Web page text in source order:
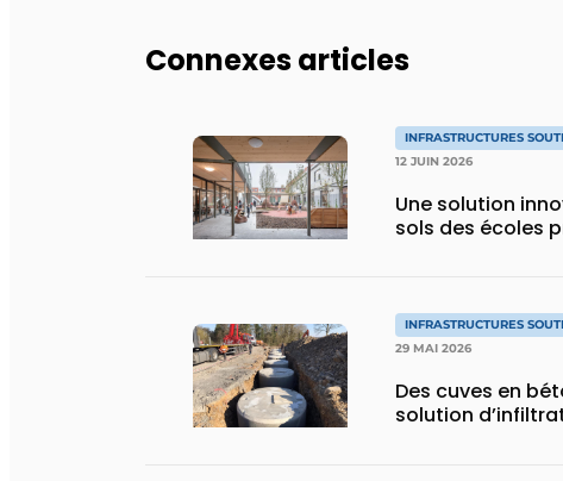
Connexes articles
INFRASTRUCTURES
12 JUIN 2026
Une solution
sols des écoles
INFRASTRUCTURES
29 MAI 2026
Des cuves en
solution